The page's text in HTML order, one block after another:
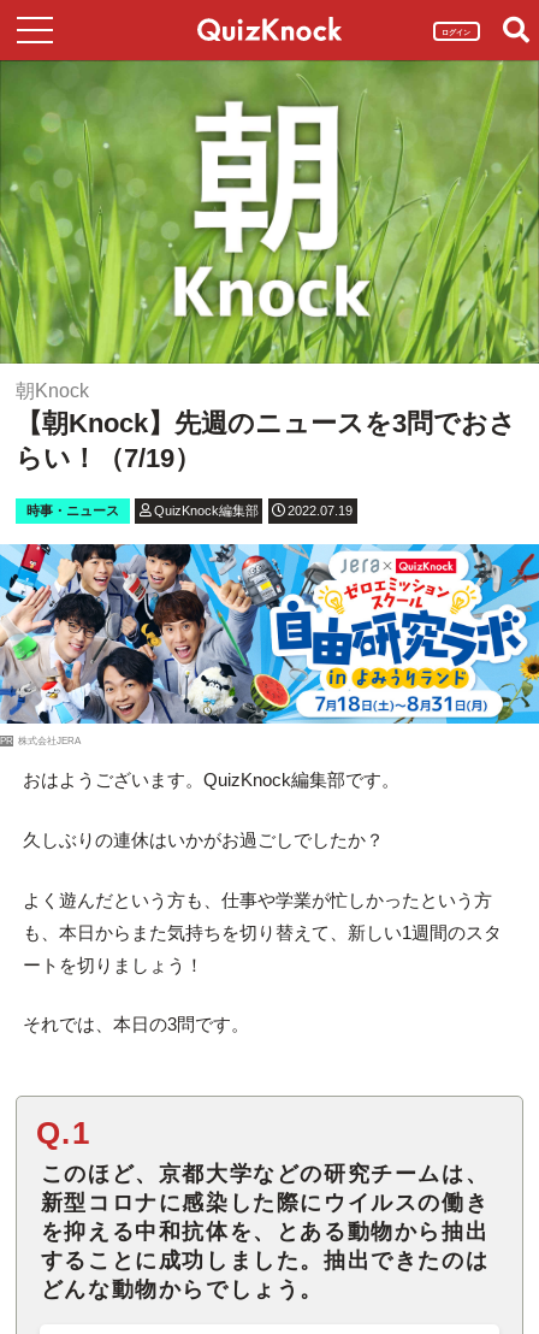
ログイン
朝Knock
【朝Knock】先週のニュースを3問でおさ
らい！（7/19）
時事・ニュース QuizKnock編集部 2022.07.19
PR 株式会社JERA
おはようございます。QuizKnock編集部です。
久しぶりの連休はいかがお過ごしでしたか？
よく遊んだという方も、仕事や学業が忙しかったという方
も、本日からまた気持ちを切り替えて、新しい1週間のスタ
ートを切りましょう！
それでは、本日の3問です。
Q.1
このほど、京都大学などの研究チームは、
新型コロナに感染した際にウイルスの働き
を抑える中和抗体を、とある動物から抽出
することに成功しました。抽出できたのは
どんな動物からでしょう。